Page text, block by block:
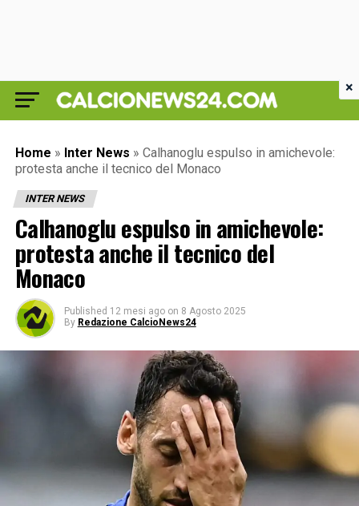
Home » Inter News » Calhanoglu espulso in amichevole:
protesta anche il tecnico del Monaco
INTER NEWS
Calhanoglu espulso in amichevole:
protesta anche il tecnico del
Monaco
Published 12 mesi ago on 8 Agosto 2025
By Redazione CalcioNews24
×